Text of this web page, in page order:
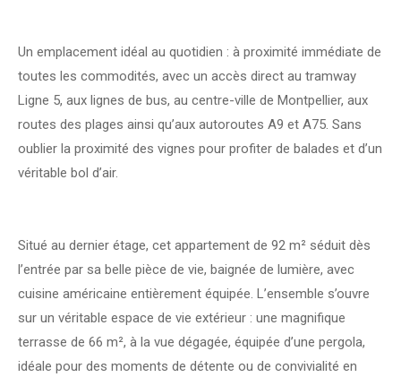
Un emplacement idéal au quotidien : à proximité immédiate de
toutes les commodités, avec un accès direct au tramway
Ligne 5, aux lignes de bus, au centre-ville de Montpellier, aux
routes des plages ainsi qu’aux autoroutes A9 et A75. Sans
oublier la proximité des vignes pour profiter de balades et d’un
véritable bol d’air.
Situé au dernier étage, cet appartement de 92 m² séduit dès
l’entrée par sa belle pièce de vie, baignée de lumière, avec
cuisine américaine entièrement équipée. L’ensemble s’ouvre
sur un véritable espace de vie extérieur : une magnifique
terrasse de 66 m², à la vue dégagée, équipée d’une pergola,
idéale pour des moments de détente ou de convivialité en